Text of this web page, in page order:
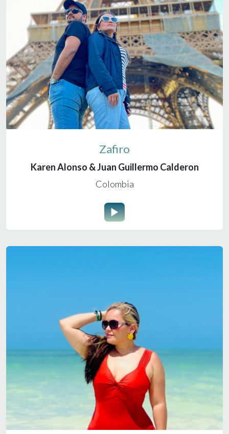
Zafiro
Karen Alonso & Juan Guillermo Calderon
Colombia